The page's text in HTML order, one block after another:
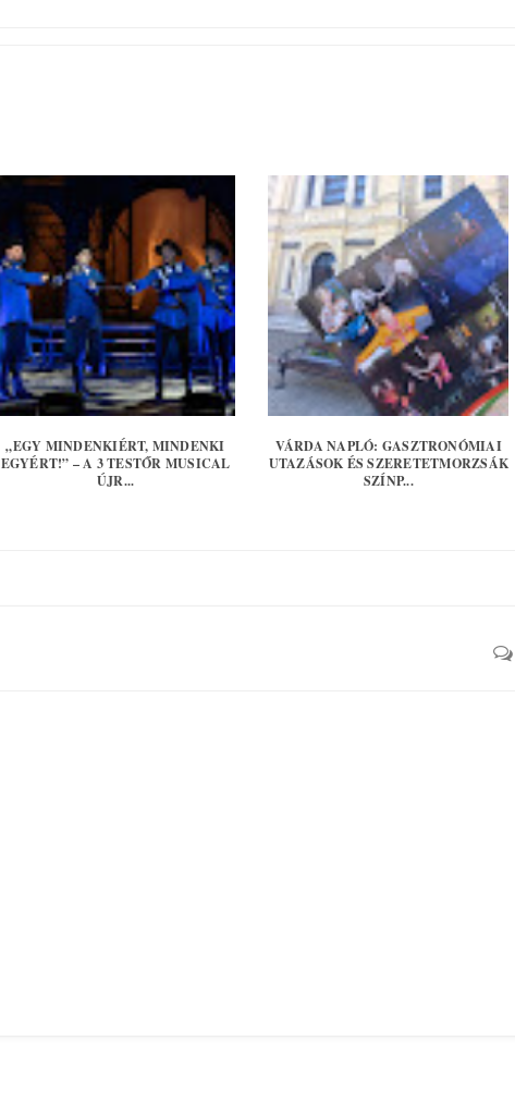
„EGY MINDENKIÉRT, MINDENKI
EGYÉRT!” – A 3 TESTŐR MUSICAL
ÚJR...
VÁRDA NAPLÓ: GASZTRONÓMIAI
UTAZÁSOK ÉS SZERETETMORZSÁK
SZÍNP...